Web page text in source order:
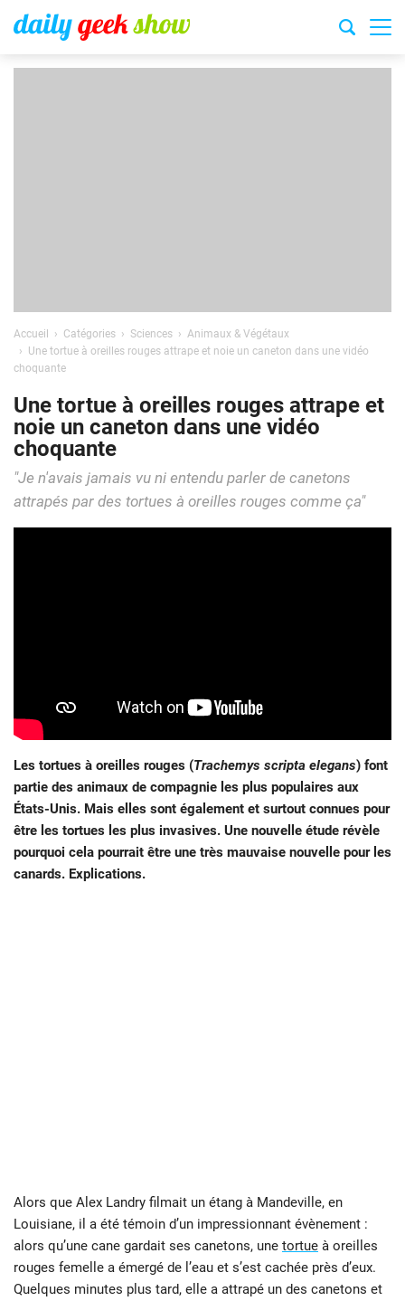
Accueil Catégories Sciences
Animaux & Végétaux
Une tortue à oreilles rouges attrape et noie un caneton dans une vidéo
choquante
Une tortue à oreilles rouges attrape et
noie un caneton dans une vidéo
choquante
"Je n'avais jamais vu ni entendu parler de canetons
attrapés par des tortues à oreilles rouges comme ça"
Les tortues à oreilles rouges (Trachemys scripta elegans) font
partie des animaux de compagnie les plus populaires aux
États-Unis. Mais elles sont également et surtout connues pour
être les tortues les plus invasives. Une nouvelle étude révèle
pourquoi cela pourrait être une très mauvaise nouvelle pour les
canards. Explications.
Alors que Alex Landry filmait un étang à Mandeville, en
Louisiane, il a été témoin d’un impressionnant évènement :
alors qu’une cane gardait ses canetons, une tortue à oreilles
rouges femelle a émergé de l’eau et s’est cachée près d’eux.
Quelques minutes plus tard, elle a attrapé un des canetons et